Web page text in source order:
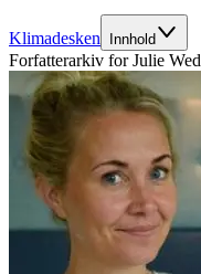
Klimadesken Innhold
Forfatterarkiv forJulie